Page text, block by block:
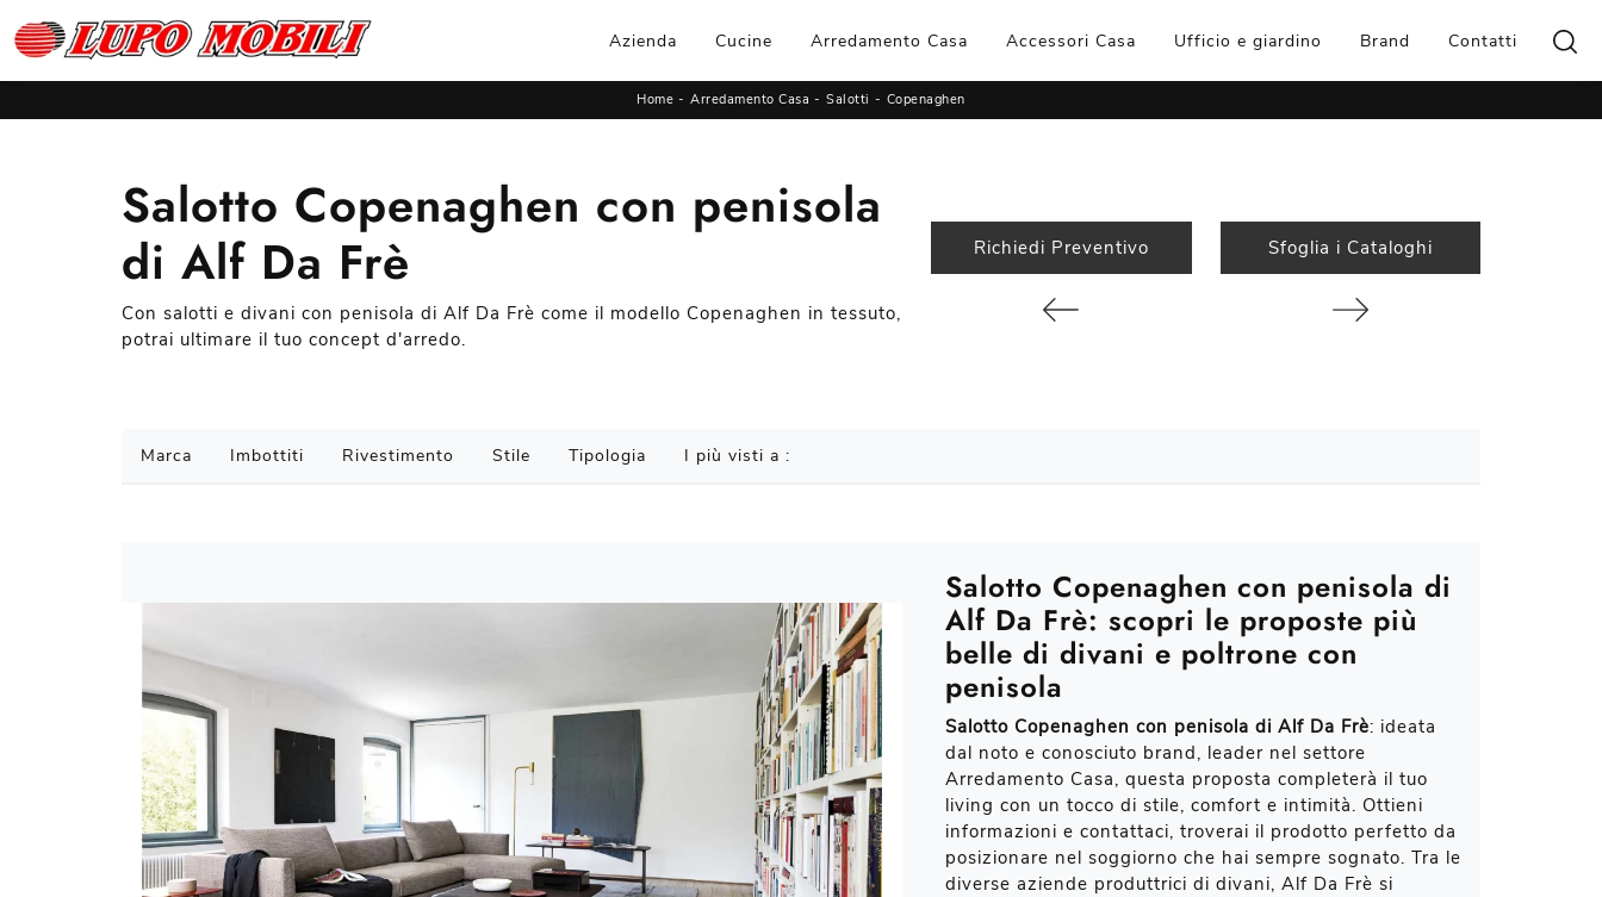
Azienda Cucine Arredamento Casa Accessori Casa Ufficio e giardino Brand Contatti
Home -Arredamento Casa -Salotti - Copenaghen
Salotto Copenaghen con penisola
di Alf Da Frè
Con salotti e divani con penisola di Alf Da Frè come il modello Copenaghen in tessuto,
potrai ultimare il tuo concept d'arredo.
Richiedi Preventivo Sfoglia i Cataloghi
Marca Imbottiti Rivestimento Stile Tipologia I più visti a :
Salotto Copenaghen con penisola di
Alf Da Frè: scopri le proposte più
belle di divani e poltrone con
penisola
Salotto Copenaghen con penisola di Alf Da Frè: ideata
dal noto e conosciuto brand, leader nel settore
Arredamento Casa, questa proposta completerà il tuo
living con un tocco di stile, comfort e intimità. Ottieni
informazioni e contattaci, troverai il prodotto perfetto da
posizionare nel soggiorno che hai sempre sognato. Tra le
diverse aziende produttrici di divani, Alf Da Frè si